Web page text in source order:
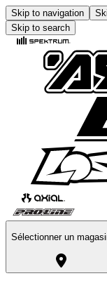
Skip to navigation
Skip to search
Sélectionner un